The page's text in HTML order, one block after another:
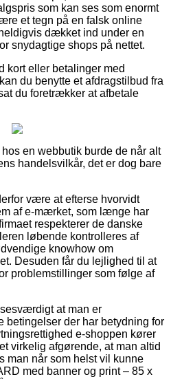
som kan ses som enormt
et tegn på en falsk online
dækket ind under en
snydagtige shops på nettet.
kort eller betalinger med
du benytte et afdragstilbud fra
du foretrækker at afbetale
en webbutik burde de når alt
handelsvilkår, det er dog bare
være at efterse hvorvidt
af e-mærket, som længe har
respekterer de danske
løbende kontrolleres af
knowhow om
Desuden får du lejlighed til at
problemstillinger som følge af
at man er
der har betydning for
e-shoppen kører
virkelig afgørende, at man altid
man når som helst vil kunne
med banner og print – 85 x